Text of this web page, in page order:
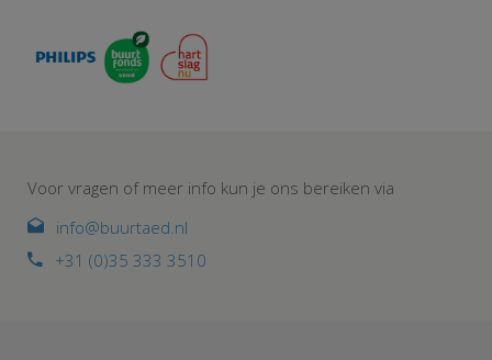
Voor vragen of meer info kun je ons bereiken via
info@buurtaed.nl
+31 (0)35 333 3510